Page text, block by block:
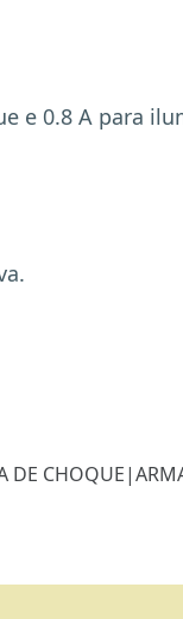
e 0.8 A para
DE CHOQUE|